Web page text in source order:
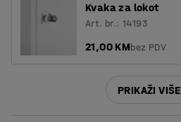
Kvaka za lokot
Art. br.: 14193
21,00 KMbez PDV
PRIKAŽI VIŠE